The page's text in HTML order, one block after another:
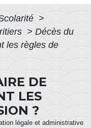
>
> Décès du
les règles de
DE
LES
?
légale et administrative